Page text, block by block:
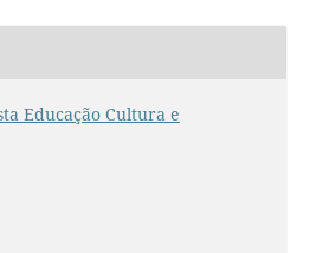
Educação Cultura e